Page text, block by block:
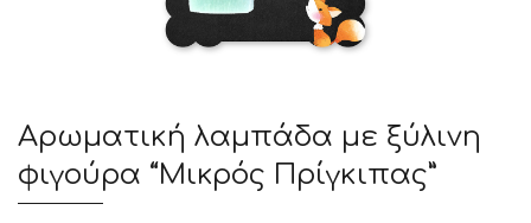
Αρωματική λαμπάδα με ξύλινη
φιγούρα “Μικρός Πρίγκιπας”